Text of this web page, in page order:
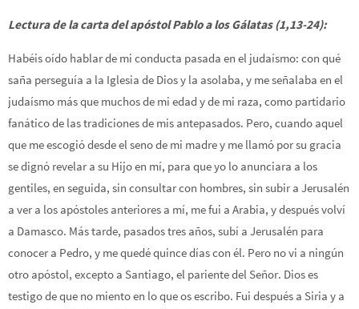
Lectura de la carta del apóstol Pablo a los Gálatas (1,13-24):
Habéis oído hablar de mi conducta pasada en el judaísmo: con qué
saña perseguía a la Iglesia de Dios y la asolaba, y me señalaba en el
judaísmo más que muchos de mi edad y de mi raza, como partidario
fanático de las tradiciones de mis antepasados. Pero, cuando aquel
que me escogió desde el seno de mi madre y me llamó por su gracia
se dignó revelar a su Hijo en mí, para que yo lo anunciara a los
gentiles, en seguida, sin consultar con hombres, sin subir a Jerusalén
a ver a los apóstoles anteriores a mí, me fui a Arabia, y después volví
a Damasco. Más tarde, pasados tres años, subí a Jerusalén para
conocer a Pedro, y me quedé quince días con él. Pero no vi a ningún
otro apóstol, excepto a Santiago, el pariente del Señor. Dios es
testigo de que no miento en lo que os escribo. Fui después a Siria y a